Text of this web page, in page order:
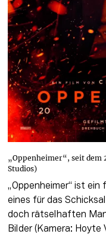
„Oppenheimer“, seit dem
Studios)
„Oppenheimer“ ist
eines für das
doch rätselhaften
Bilder (Kamera: Hoyte